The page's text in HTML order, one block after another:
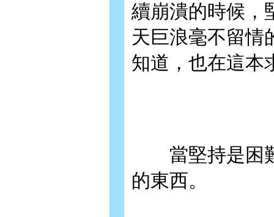
續崩潰的時候，
天巨浪毫不留情
知道，也在這本
當堅持是困難
的東西。